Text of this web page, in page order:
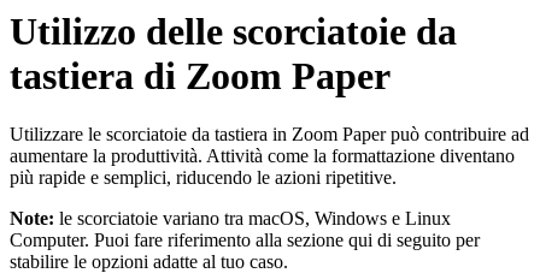
Utilizzo delle scorciatoie da
tastiera di Zoom Paper
Utilizzare le scorciatoie da tastiera in Zoom Paper può contribuire ad
aumentare la produttività. Attività come la formattazione diventano
più rapide e semplici, riducendo le azioni ripetitive.
Note: le scorciatoie variano tra macOS, Windows e Linux
Computer. Puoi fare riferimento alla sezione qui di seguito per
stabilire le opzioni adatte al tuo caso.